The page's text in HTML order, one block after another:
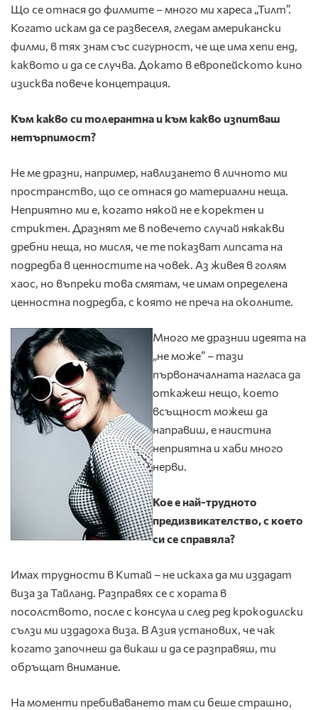
Що се отнася до филмите – много ми хареса „Тилт”.
Когато искам да се развеселя, гледам американски
филми, в тях знам със сигурност, че ще има хепи енд,
каквото и да се случва. Докато в европейското кино
изисква повече концетрация.
Към какво си толерантна и към какво изпитваш
нетърпимост?
Не ме дразни, например, навлизането в личното ми
пространство, що се отнася до материални неща.
Неприятно ми е, когато някой не е коректен и
стриктен. Дразнят ме в повечето случай някакви
дребни неща, но мисля, че те показват липсата на
подредба в ценностите на човек. Аз живея в голям
хаос, но въпреки това смятам, че имам определена
ценностна подредба, с която не преча на околните.
Много ме дразнии идеята на
„не може” – тази
първоначалната нагласа да
откажеш нещо, което
всъщност можеш да
направиш, е наистина
неприятна и хаби много
нерви.
Кое е най-трудното
предизвикателство, с което
си се справяла?
Имах трудности в Китай – не искаха да ми издадат
виза за Тайланд. Разправях се с хората в
посолството, после с консула и след ред крокодилски
сълзи ми издадоха виза. В Азия установих, че чак
когато започнеш да викаш и да се разправяш, ти
обръщат внимание.
На моменти пребиваването там си беше страшно,